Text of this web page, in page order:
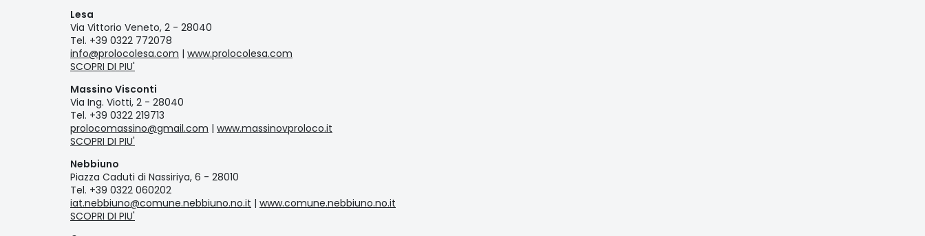
Lesa
Via Vittorio Veneto, 2 - 28040
Tel. +39 0322 772078
info@prolocolesa.com | www.prolocolesa.com
SCOPRI DI PIU'
Massino Visconti
Via Ing. Viotti, 2 - 28040
Tel. +39 0322 219713
prolocomassino@gmail.com | www.massinovproloco.it
SCOPRI DI PIU'
Nebbiuno
Piazza Caduti di Nassiriya, 6 - 28010
Tel. +39 0322 060202
iat.nebbiuno@comune.nebbiuno.no.it | www.comune.nebbiuno.no.it
SCOPRI DI PIU'